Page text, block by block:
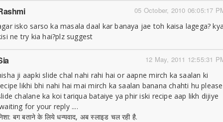
05 October, 2010 06:05:17
isko sarso ka masala daal kar banaya jae toh kaisa lagega?
ne try kia hai?plz suggest
12 May, 2011 12:55:31
ji aapki slide chal nahi rahi hai or aapne mirch ka saalan ki
likhi bhi nahi hai mai mirch ka saalan banana chahti hu please
chalane ka koi tariqua bataiye ya phir iski recipe aap likh dijiye
for your reply ....
बग बताने के लिये धन्यवाद, अब स्लाइड चल रही है.